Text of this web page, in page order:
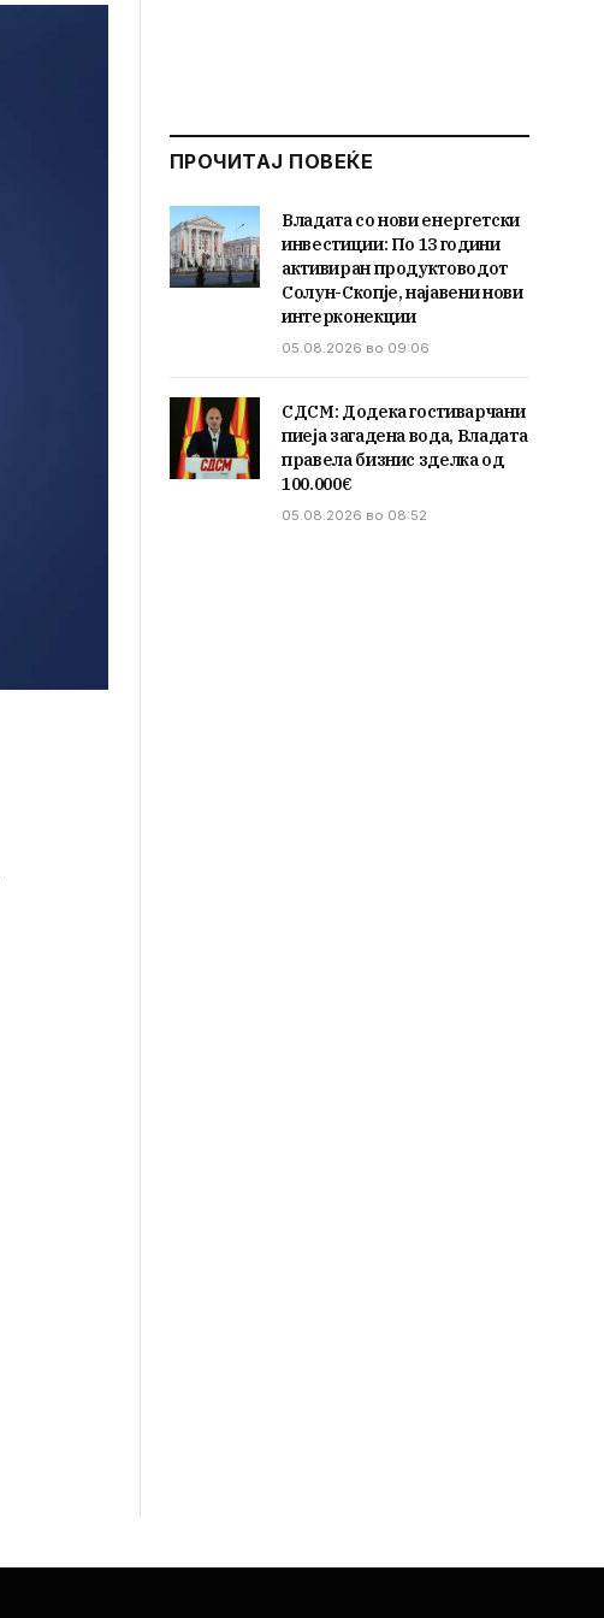
ПРОЧИТАЈ ПОВЕЌЕ
Владата со нови енергетски
инвестиции: По 13 години
активиран продуктоводот
Солун-Скопје, најавени нови
интерконекции
05.08.2026 во 09:06
СДСМ: Додека гостиварчани
пиеја загадена вода, Владата
правела бизнис зделка од
100.000€
05.08.2026 во 08:52